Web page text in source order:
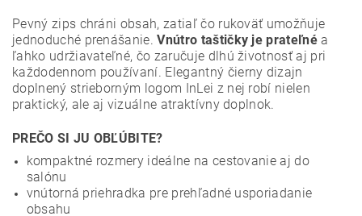
Pevný zips chráni obsah, zatiaľ čo rukoväť umožňuje
jednoduché prenášanie.Vnútro taštičky je prateľné a
ľahko udržiavateľné, čo zaručuje dlhú životnosť aj pri
každodennom používaní. Elegantný čierny dizajn
doplnený strieborným logom InLei z nej robí nielen
praktický, ale aj vizuálne atraktívny doplnok.
PREČO SI JU OBĽÚBITE?
kompaktné rozmery ideálne na cestovanie aj do
salónu
vnútorná priehradka pre prehľadné usporiadanie
obsahu